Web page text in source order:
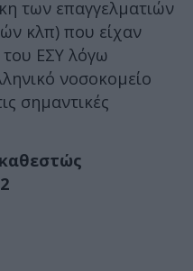
των επαγγελματιών
κλπ) που είχαν
του ΕΣΥ λόγω
νοσοκομείο
σημαντικές